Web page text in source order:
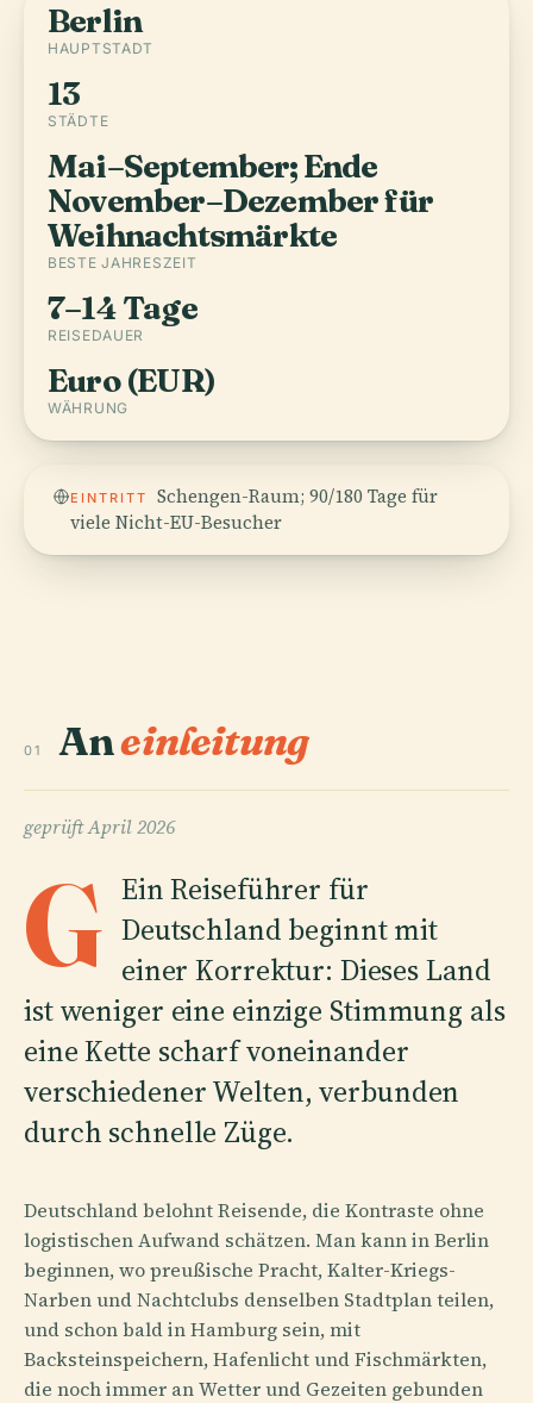
Berlin
HAUPTSTADT
13
STÄDTE
Mai–September; Ende
November–Dezember für
Weihnachtsmärkte
BESTE JAHRESZEIT
7–14 Tage
REISEDAUER
Euro (EUR)
WÄHRUNG
EINTRITT
Schengen-Raum; 90/180 Tage für
viele Nicht-EU-Besucher
01 Aneinleitung
geprüftApril 2026
G Ein Reiseführer für
Deutschland beginnt mit
einer Korrektur: Dieses Land
ist weniger eine einzige Stimmung als
eine Kette scharf voneinander
verschiedener Welten, verbunden
durch schnelle Züge.
Deutschland belohnt Reisende, die Kontraste ohne
logistischen Aufwand schätzen. Man kann in Berlin
beginnen, wo preußische Pracht, Kalter-Kriegs-
Narben und Nachtclubs denselben Stadtplan teilen,
und schon bald in Hamburg sein, mit
Backsteinspeichern, Hafenlicht und Fischmärkten,
die noch immer an Wetter und Gezeiten gebunden